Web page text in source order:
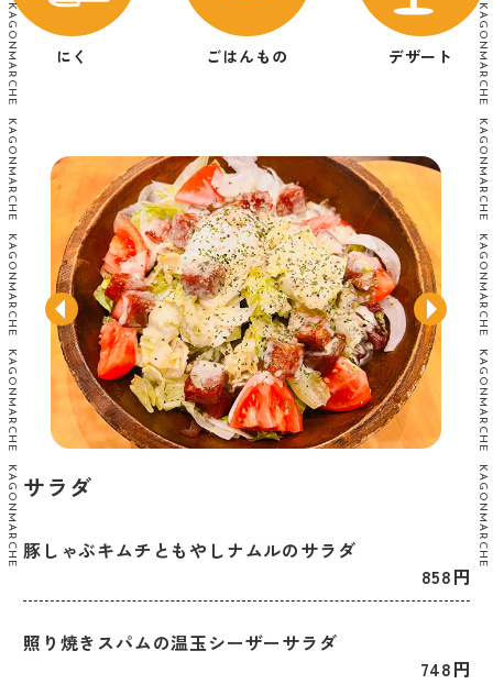
KAGONMARCHE KAGONMARCHE KAGONMARCHE KAGONMARCHE KAGONMARCHE KAGONMARCHE KAGONMARCHE KAGONMARCHE KAGONMARCHE KAGONMARCHE
にく ごはんもの デザート
サラダ
豚しゃぶキムチともやしナムルのサラダ
858円
照り焼きスパムの温玉シーザーサラダ
748円